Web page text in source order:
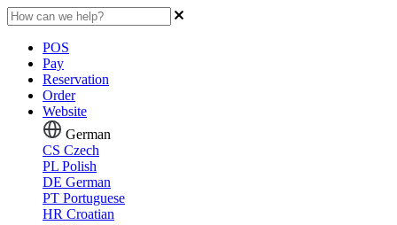
POS
Pay
Reservation
Order
Website
German
CS Czech
PL Polish
DE German
PT Portuguese
HR Croatian